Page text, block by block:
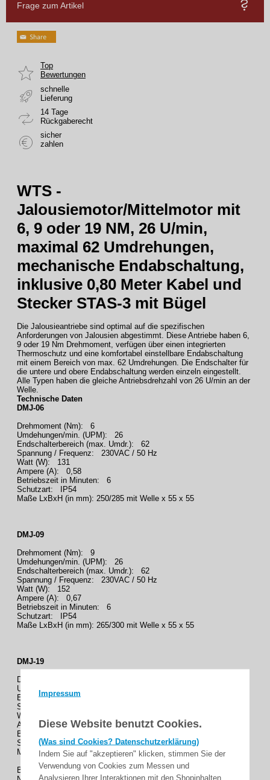
Impressum
Diese Website benutzt Cookies.
(Was sind Cookies? Datenschutzerklärung)
Indem Sie auf "akzeptieren" klicken, stimmen Sie der
Verwendung von Cookies zum Messen und
Analysieren Ihrer Interaktionen mit den Shopinhalten
Frage zum Artikel
Top
Bewertungen
schnelle
Lieferung
14 Tage
Rückgaberecht
sicher
zahlen
WTS -
Jalousiemotor/Mittelmotor mit
6, 9 oder 19 NM, 26 U/min,
maximal 62 Umdrehungen,
mechanische Endabschaltung,
inklusive 0,80 Meter Kabel und
Stecker STAS-3 mit Bügel
Die Jalousieantriebe sind optimal auf die spezifischen
Anforderungen von Jalousien abgestimmt. Diese Antriebe haben 6,
9 oder 19 Nm Drehmoment, verfügen über einen integrierten
Thermoschutz und eine komfortabel einstellbare Endabschaltung
mit einem Bereich von max. 62 Umdrehungen. Die Endschalter für
die untere und obere Endabschaltung werden einzeln eingestellt.
Alle Typen haben die gleiche Antriebsdrehzahl von 26 U/min an der
Welle.
Technische Daten
DMJ-06
Drehmoment (Nm): 6
Umdehungen/min. (UPM): 26
Endschalterbereich (max. Umdr.): 62
Spannung / Frequenz: 230VAC / 50 Hz
Watt (W): 131
Ampere (A): 0,58
Betriebszeit in Minuten: 6
Schutzart: IP54
Maße LxBxH (in mm): 250/285 mit Welle x 55 x 55
DMJ-09
Drehmoment (Nm): 9
Umdehungen/min. (UPM): 26
Endschalterbereich (max. Umdr.): 62
Spannung / Frequenz: 230VAC / 50 Hz
Watt (W): 152
Ampere (A): 0,67
Betriebszeit in Minuten: 6
Schutzart: IP54
Maße LxBxH (in mm): 265/300 mit Welle x 55 x 55
DMJ-19
Drehmoment (Nm): 19
Umdehungen/min. (UPM): 26
Endschalterbereich (max. Umdr.): 62
Spannung / Frequenz: 230VAC / 50 Hz
Watt (W): 259
Ampere (A): 1,23
Betriebszeit in Minuten: 6
Schutzart: IP54
Maße LxBxH (in mm): 300/335 mit Welle x 55 x 55
Beiliegendes Montagematerial: